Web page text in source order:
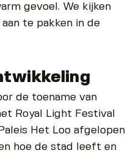
gevoel. We kijken
te pakken in de
de toename van
Royal Light Festival
Het Loo afgelopen
hoe de stad leeft en